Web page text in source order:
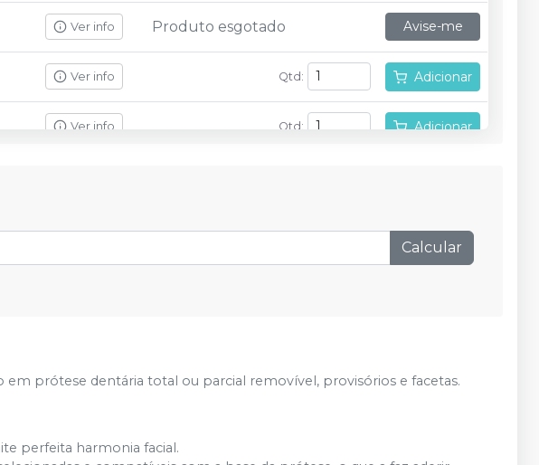
Ver info Produto esgotado Avise-me
Ver info Qtd : Adicionar
Ver info Qtd: Adicionar
Ver info Qtd : Adicionar
Calcular
em prótese dentária total ou parcial removível, provisórios e facetas.
perfeita harmonia facial.